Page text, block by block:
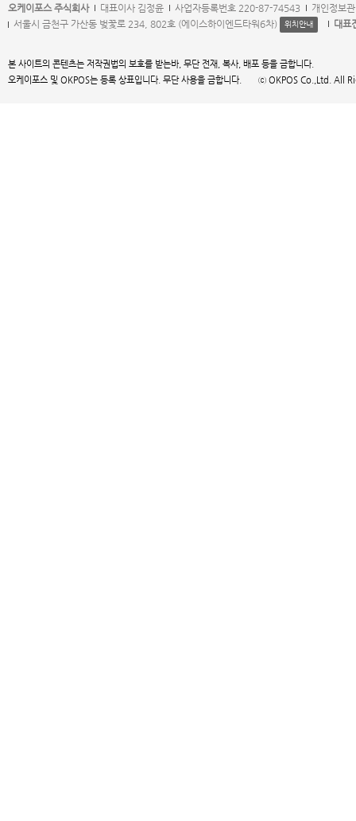
오케이포스 주식회사 대표이사 김정윤 사업자등록번호 220-87-74543
개인정보
서울시 금천구 가산동 벚꽃로 234, 802호 (에이스하이엔드타워6차)
위치안내 대표
본 사이트의 콘텐츠는 저작권법의 보호를 받는바, 무단 전재, 복사, 배포 등을 금합니다.
오케이포스 및 OKPOS는 등록 상표입니다. 무단 사용을 금합니다. ⓒ OKPOS Co.,Ltd. All